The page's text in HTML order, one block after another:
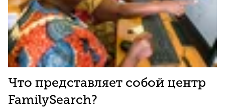
Что представляет собой центр
FamilySearch?